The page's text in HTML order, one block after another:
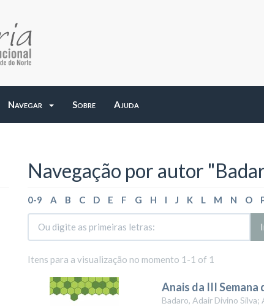
Navegar Sobre Ajuda
Navegação por autor
0-9 A B C D E F G H I J K L M N O
Itens para a visualização no momento 1-1 of 1
Anais da III Semana
Badaro, Adair Divino